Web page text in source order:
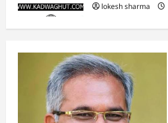
lokesh sharma